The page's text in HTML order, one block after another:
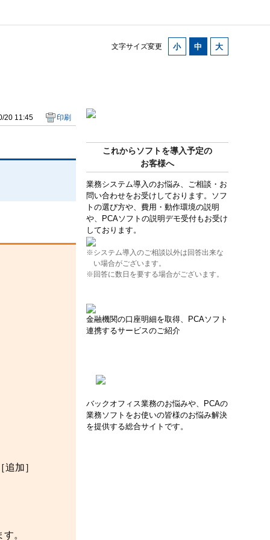
文字サイズ変更
これからソフトを導入予定の
お客様へ
業務システム導入のお悩み、ご相談・お
問い合わせをお受けしております。ソフ
トの選び方や、費用・動作環境の説明
や、PCAソフトの説明デモ受付もお受け
しております。
※システム導入のご相談以外は回答出来な
い場合がございます。
※回答に数日を要する場合がございます。
金融機関の口座明細を取得、PCAソフト
連携するサービスのご紹介
バックオフィス業務のお悩みや、PCAの
業務ソフトをお使いの皆様のお悩み解決
を提供する総合サイトです。
20 11:45 印刷
加］
。